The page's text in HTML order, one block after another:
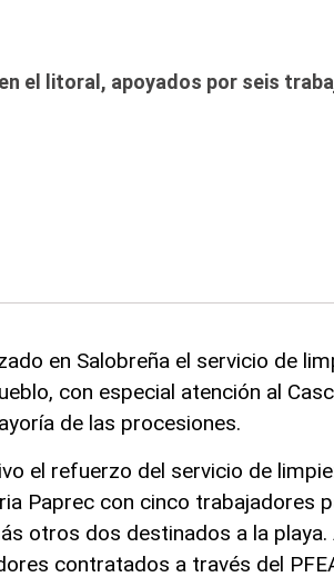
el litoral, apoyados por seis
en Salobreña el servicio de
con especial atención al
de las procesiones.
el refuerzo del servicio de
Paprec con cinco trabajadores
otros dos destinados a la playa.
contratados a través del